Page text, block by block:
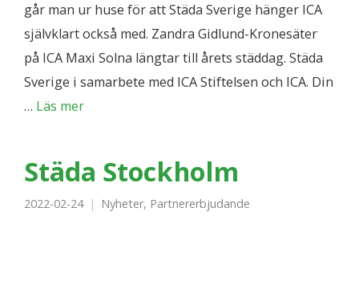
går man ur huse för att Städa Sverige hänger ICA
självklart också med. Zandra Gidlund-Kronesäter
på ICA Maxi Solna längtar till årets städdag. Städa
Sverige i samarbete med ICA Stiftelsen och ICA. Din
… Läs mer
Städa Stockholm
2022-02-24 Nyheter, Partnererbjudande